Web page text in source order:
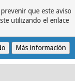
que este aviso
utilizando el enlace